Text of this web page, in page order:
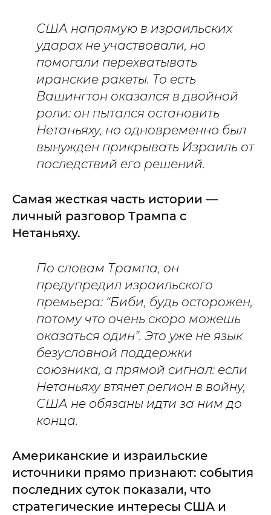
США напрямую в израильских
ударах не участвовали, но
помогали перехватывать
иранские ракеты. То есть
Вашингтон оказался в двойной
роли: он пытался остановить
Нетаньяху, но одновременно был
вынужден прикрывать Израиль от
последствий его решений.
Самая жесткая часть истории —
личный разговор Трампа с
Нетаньяху.
По словам Трампа, он
предупредил израильского
премьера: “Биби, будь осторожен,
потому что очень скоро можешь
оказаться один”. Это уже не язык
безусловной поддержки
союзника, а прямой сигнал: если
Нетаньяху втянет регион в войну,
США не обязаны идти за ним до
конца.
Американские и израильские
источники прямо признают: события
последних суток показали, что
стратегические интересы США и